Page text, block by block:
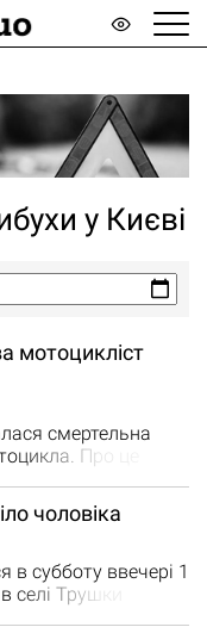
у Києві
мотоцикліст
смертельна
Про це
24-річну
За
водійка KIA Soul
та не
чоловіка
в субботу ввечері 1
селі Трушки